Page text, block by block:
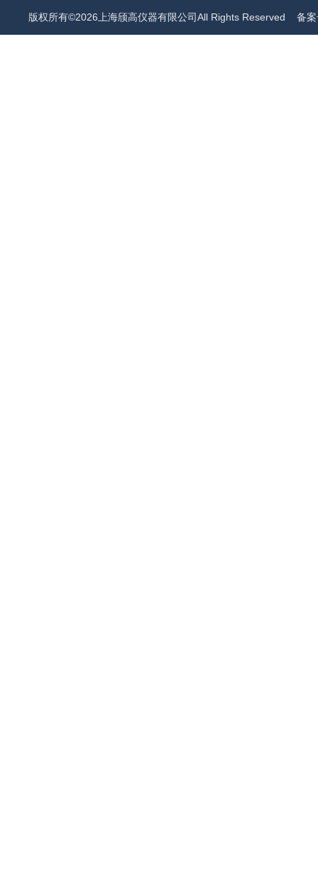
版权所有©2026上海颀高仪器有限公司All Rights Reserved 备